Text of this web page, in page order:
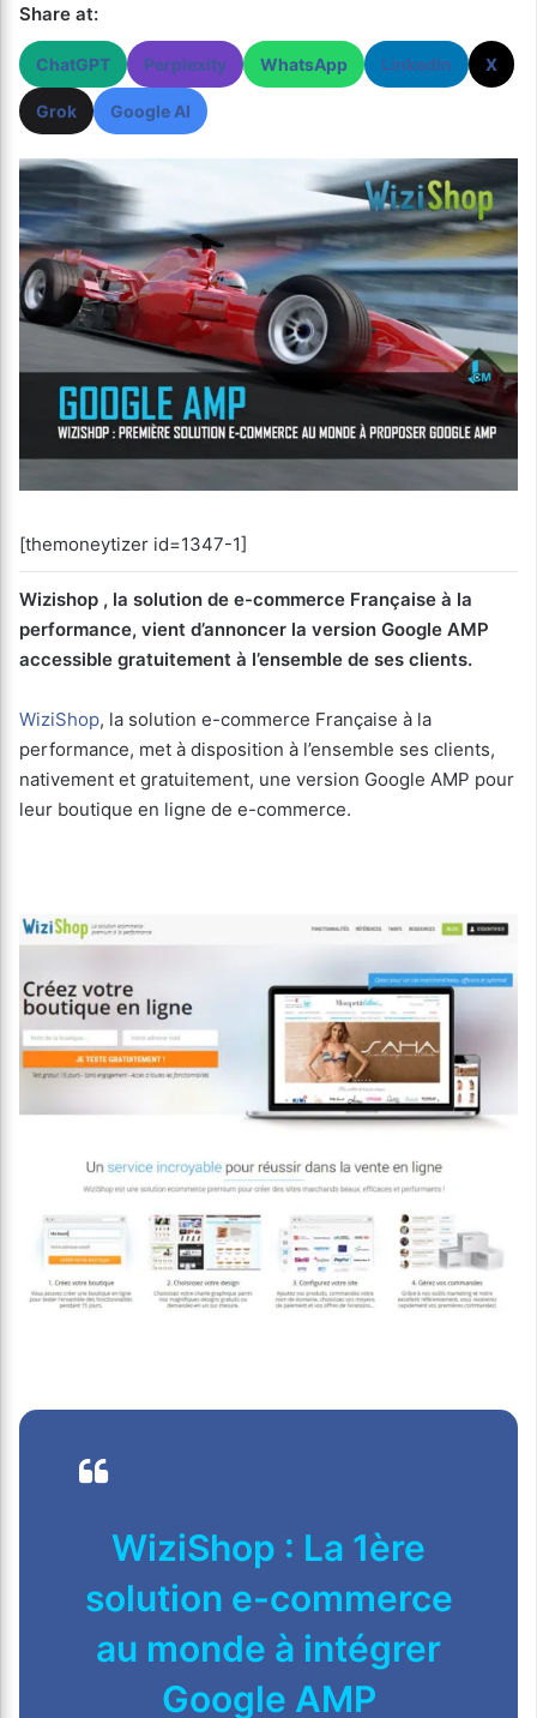
Share at:
ChatGPT Perplexity WhatsApp LinkedIn X
Grok Google AI
[themoneytizer id=1347-1]
Wizishop , la solution de e-commerce Française à la
performance, vient d’annoncer la version Google AMP
accessible gratuitement à l’ensemble de ses clients.
WiziShop, la solution e-commerce Française à la
performance, met à disposition à l’ensemble ses clients,
nativement et gratuitement, une version Google AMP pour
leur boutique en ligne de e-commerce.
WiziShop : La 1ère
solution e-commerce
au monde à intégrer
Google AMP